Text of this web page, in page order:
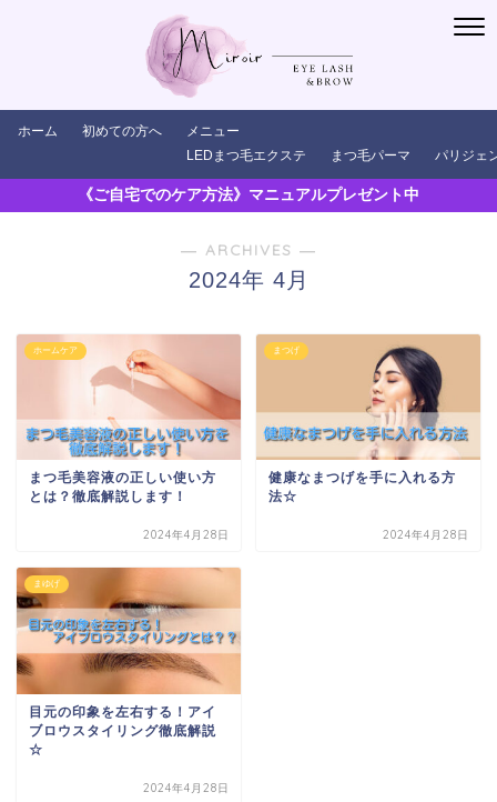
ホーム 初めての方へ
メニュー
LEDまつ毛エクステ
まつ毛パーマ パリジェ
《ご自宅でのケア方法》マニュアルプレゼント中
― ARCHIVES ―
2024年 4月
ホームケア
まつ毛美容液の正しい使い方
とは？徹底解説します！
2024年4月28日
まつげ
健康なまつげを手に入れる方
法☆
2024年4月28日
まゆげ
目元の印象を左右する！アイ
ブロウスタイリング徹底解説
☆
2024年4月28日